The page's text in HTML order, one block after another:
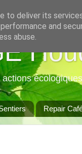
écologiques
Repair
to deliver its
and
abuse.